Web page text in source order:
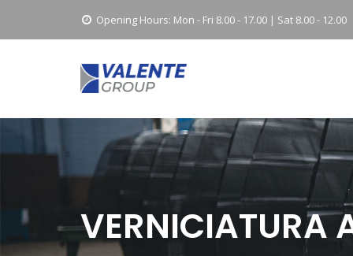
Opening Hours: Mon - Fri 8.00 - 17.00 | Sat 8.00 - 12.00
VERNICIATURA